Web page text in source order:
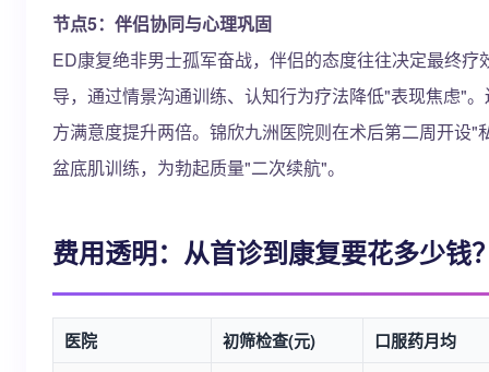
节点5：伴侣协同与心理巩固
ED康复绝非男士孤军奋战，伴侣的态度往往决定最终
导，通过情景沟通训练、认知行为疗法降低"表现焦虑"
方满意度提升两倍。锦欣九洲医院则在术后第二周开设
盆底肌训练，为勃起质量"二次续航"。
费用透明：从首诊到康复要花多少钱
医院 初筛检查(元) 口服药月均